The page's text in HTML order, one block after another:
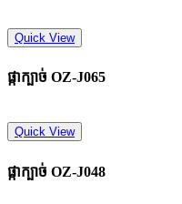
Quick View
ផ្កាក្បាច់​ OZ-J065
Quick View
ផ្កាក្បាច់​ OZ-J048